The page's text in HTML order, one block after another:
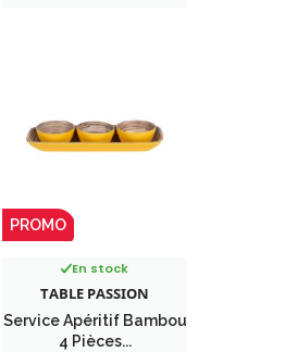
En stock
TABLE PASSION
Service Apéritif Bambou
4 Pièces...
PROMO